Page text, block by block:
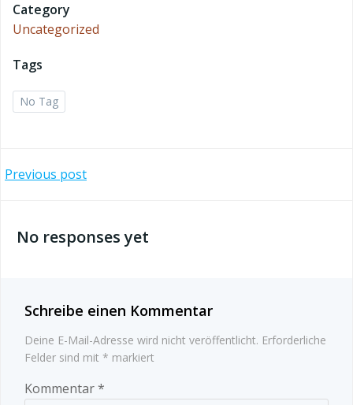
Category
Uncategorized
Tags
No Tag
Post
navigation
Previous post
No responses yet
Schreibe einen Kommentar
Deine E-Mail-Adresse wird nicht veröffentlicht. Erforderliche
Felder sind mit * markiert
Kommentar*